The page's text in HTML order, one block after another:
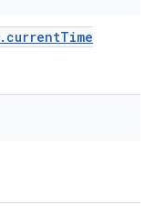
. currentTime